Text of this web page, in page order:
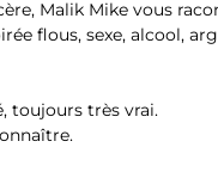
Malik Mike vous
flous, sexe, alcool,
toujours très vrai.